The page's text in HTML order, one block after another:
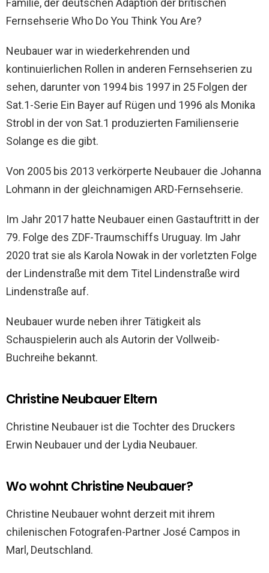
Fernsehserie Who Do You Think You Are?
Neubauer war in wiederkehrenden und
kontinuierlichen Rollen in anderen Fernsehserien zu
sehen, darunter von 1994 bis 1997 in 25 Folgen der
Sat.1-Serie Ein Bayer auf Rügen und 1996 als Monika
Strobl in der von Sat.1 produzierten Familienserie
Solange es die gibt.
Von 2005 bis 2013 verkörperte Neubauer die Johanna
Lohmann in der gleichnamigen ARD-Fernsehserie.
Im Jahr 2017 hatte Neubauer einen Gastauftritt in der
79. Folge des ZDF-Traumschiffs Uruguay. Im Jahr
2020 trat sie als Karola Nowak in der vorletzten Folge
der Lindenstraße mit dem Titel Lindenstraße wird
Lindenstraße auf.
Neubauer wurde neben ihrer Tätigkeit als
Schauspielerin auch als Autorin der Vollweib-
Buchreihe bekannt.
Christine Neubauer Eltern
Christine Neubauer ist die Tochter des Druckers
Erwin Neubauer und der Lydia Neubauer.
Wo wohnt Christine Neubauer?
Christine Neubauer wohnt derzeit mit ihrem
chilenischen Fotografen-Partner José Campos in
Marl, Deutschland.